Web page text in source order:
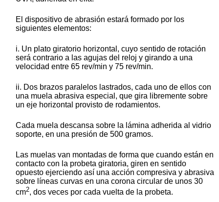
El dispositivo de abrasión estará formado por los
siguientes elementos:
i. Un plato giratorio horizontal, cuyo sentido de rotación
será contrario a las agujas del reloj y girando a una
velocidad entre 65 rev/min y 75 rev/min.
ii. Dos brazos paralelos lastrados, cada uno de ellos con
una muela abrasiva especial, que gira libremente sobre
un eje horizontal provisto de rodamientos.
Cada muela descansa sobre la lámina adherida al vidrio
soporte, en una presión de 500 gramos.
Las muelas van montadas de forma que cuando están en
contacto con la probeta giratoria, giren en sentido
opuesto ejerciendo así una acción compresiva y abrasiva
sobre líneas curvas en una corona circular de unos 30
cm2, dos veces por cada vuelta de la probeta.